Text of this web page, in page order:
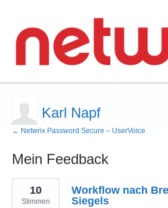
Karl Napf
← Netwrix Password Secure – UserVoice
Mein Feedback
7
gefundene
Ergebnisse
Workflow nach
Siegels
10
Stimmen